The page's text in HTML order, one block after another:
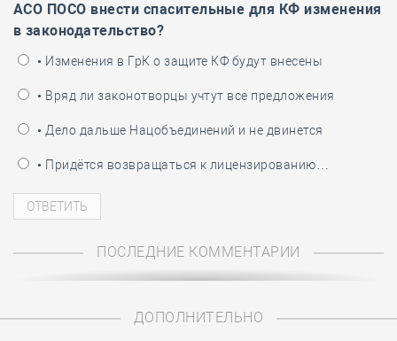
АСО ПОСО внести спасительные для КФ изменения
в законодательство?
• Изменения в ГрК о защите КФ будут внесены
• Вряд ли законотворцы учтут все предложения
• Дело дальше Нацобъединений и не двинется
• Придётся возвращаться к лицензированию…
ПОСЛЕДНИЕ КОММЕНТАРИИ
ДОПОЛНИТЕЛЬНО